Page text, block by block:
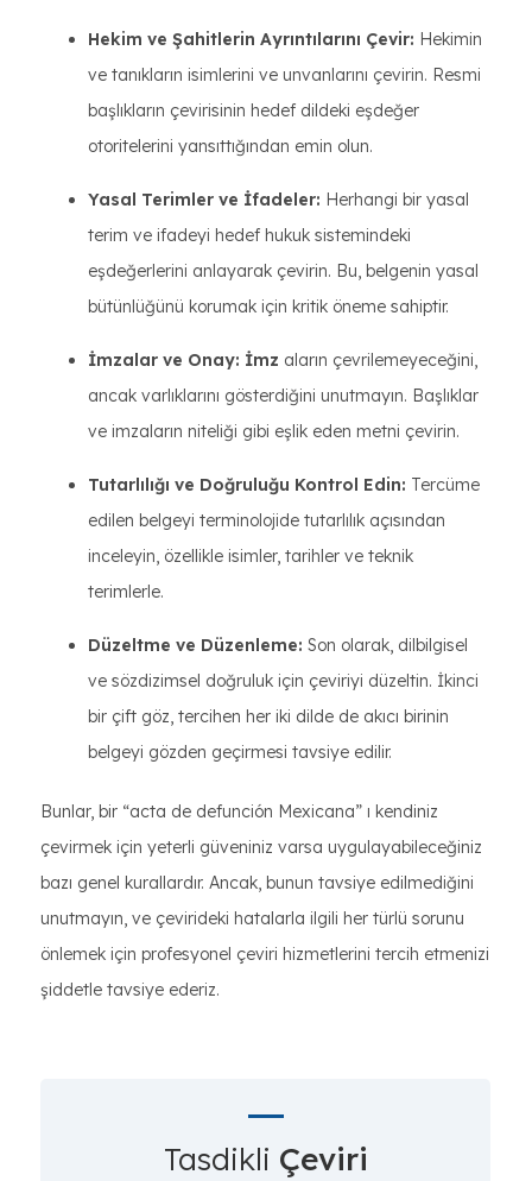
Hekim ve Şahitlerin Ayrıntılarını Çevir: Hekimin
ve tanıkların isimlerini ve unvanlarını çevirin. Resmi
başlıkların çevirisinin hedef dildeki eşdeğer
otoritelerini yansıttığından emin olun.
Yasal Terimler ve İfadeler: Herhangi bir yasal
terim ve ifadeyi hedef hukuk sistemindeki
eşdeğerlerini anlayarak çevirin. Bu, belgenin yasal
bütünlüğünü korumak için kritik öneme sahiptir.
İmzalar ve Onay: İmz aların çevrilemeyeceğini,
ancak varlıklarını gösterdiğini unutmayın. Başlıklar
ve imzaların niteliği gibi eşlik eden metni çevirin.
Tutarlılığı ve Doğruluğu Kontrol Edin: Tercüme
edilen belgeyi terminolojide tutarlılık açısından
inceleyin, özellikle isimler, tarihler ve teknik
terimlerle.
Düzeltme ve Düzenleme: Son olarak, dilbilgisel
ve sözdizimsel doğruluk için çeviriyi düzeltin. İkinci
bir çift göz, tercihen her iki dilde de akıcı birinin
belgeyi gözden geçirmesi tavsiye edilir.
Bunlar, bir “acta de defunción Mexicana” ı kendiniz
çevirmek için yeterli güveniniz varsa uygulayabileceğiniz
bazı genel kurallardır. Ancak, bunun tavsiye edilmediğini
unutmayın, ve çevirideki hatalarla ilgili her türlü sorunu
önlemek için profesyonel çeviri hizmetlerini tercih etmenizi
şiddetle tavsiye ederiz.
Tasdikli Çeviri